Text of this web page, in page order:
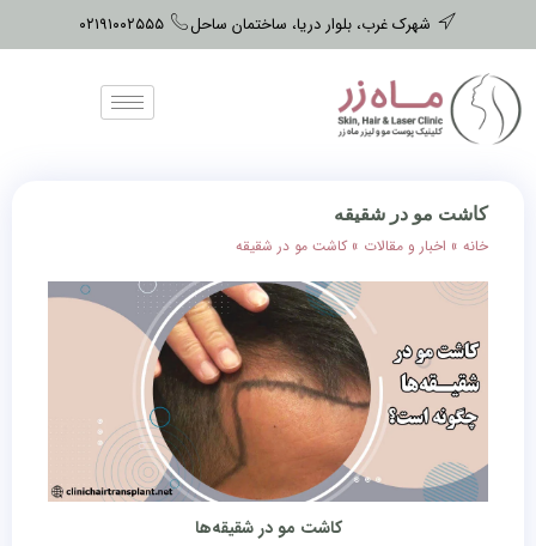
شهرک غرب، بلوار دریا، ساختمان ساحل ۰۲۱۹۱۰۰۲۵۵۵
کاشت مو در شقیقه
خانه » اخبار و مقالات »کاشت مو در شقیقه
کاشت مو در شقیقه‌ها